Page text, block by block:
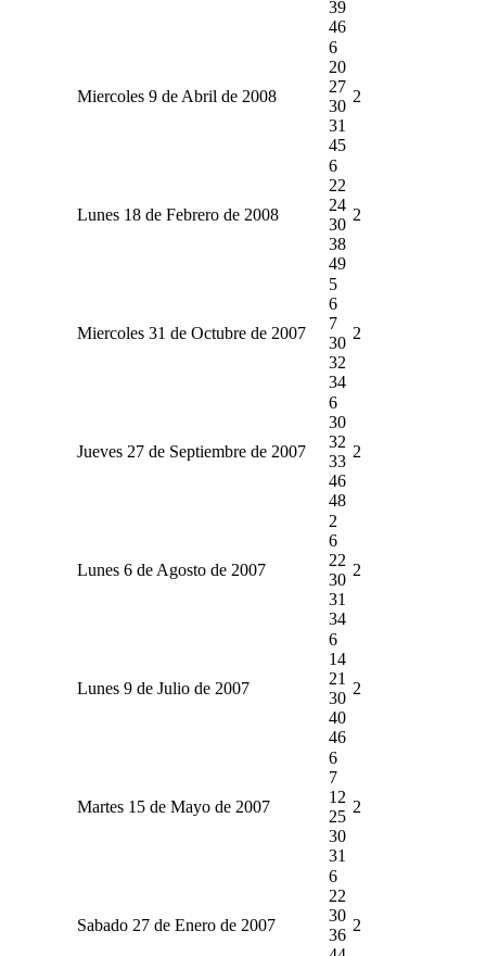
39
46
Miercoles 9 de Abril de 2008
6
20
27
30
31
45
2
Lunes 18 de Febrero de 2008
6
22
24
30
38
49
2
Miercoles 31 de Octubre de 2007
5
6
7
30
32
34
2
Jueves 27 de Septiembre de 2007
6
30
32
33
46
48
2
Lunes 6 de Agosto de 2007
2
6
22
30
31
34
2
Lunes 9 de Julio de 2007
6
14
21
30
40
46
2
Martes 15 de Mayo de 2007
6
7
12
25
30
31
2
Sabado 27 de Enero de 2007
6
22
30
36
2